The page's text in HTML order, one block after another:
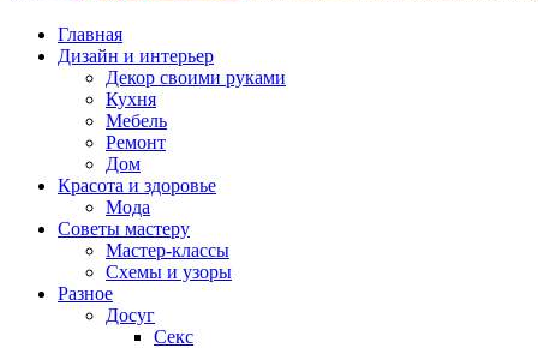
Главная
Дизайн и интерьер
Декор своими руками
Кухня
Мебель
Ремонт
Дом
Красота и здоровье
Мода
Советы мастеру
Мастер-классы
Схемы и узоры
Разное
Досуг
Секс